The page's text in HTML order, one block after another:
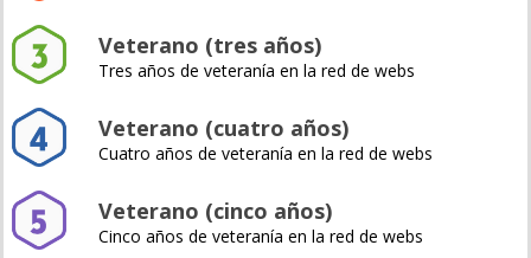
Veterano (tres años)
Tres años de veteranía en la red de webs
Veterano (cuatro años)
Cuatro años de veteranía en la red de webs
Veterano (cinco años)
Cinco años de veteranía en la red de webs